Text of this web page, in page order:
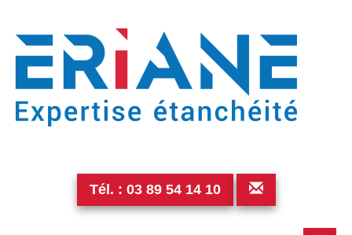
Tél. : 03 89 54 14 10